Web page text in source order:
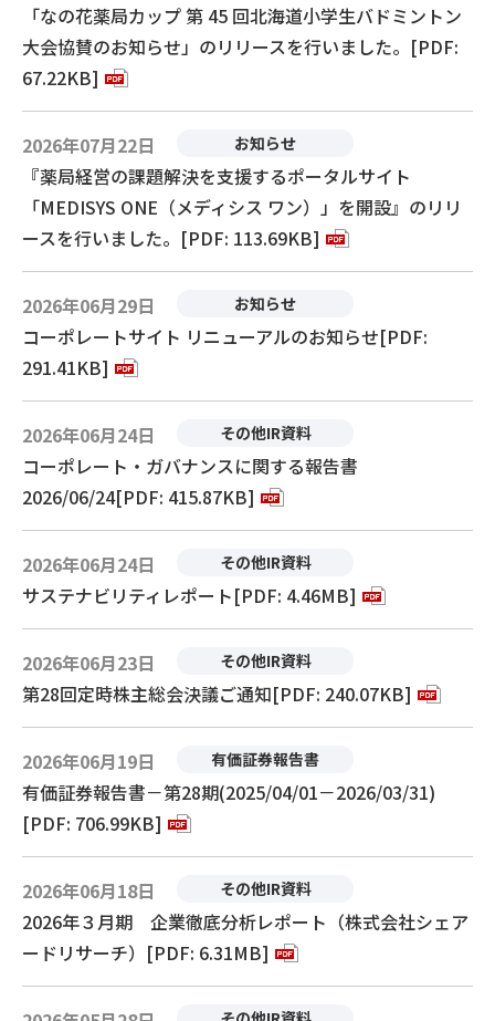
「なの花薬局カップ 第 45 回北海道小学生バドミントン
大会協賛のお知らせ」のリリースを行いました。[PDF:
67.22KB]
2026年07月22日 お知らせ
『薬局経営の課題解決を支援するポータルサイト
「MEDISYS ONE（メディシス ワン）」を開設』のリリ
ースを行いました。[PDF: 113.69KB]
2026年06月29日 お知らせ
コーポレートサイト リニューアルのお知らせ[PDF:
291.41KB]
2026年06月24日 その他IR資料
コーポレート・ガバナンスに関する報告書
2026/06/24[PDF: 415.87KB]
2026年06月24日 その他IR資料
サステナビリティレポート[PDF: 4.46MB]
2026年06月23日 その他IR資料
第28回定時株主総会決議ご通知[PDF: 240.07KB]
2026年06月19日 有価証券報告書
有価証券報告書－第28期(2025/04/01－2026/03/31)
[PDF: 706.99KB]
2026年06月18日 その他IR資料
2026年３月期 企業徹底分析レポート（株式会社シェア
ードリサーチ）[PDF: 6.31MB]